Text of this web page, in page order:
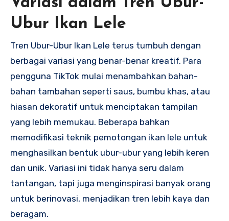
Ubur Ikan Lele
Tren Ubur-Ubur Ikan Lele terus tumbuh dengan
berbagai variasi yang benar-benar kreatif. Para
pengguna TikTok mulai menambahkan bahan-
bahan tambahan seperti saus, bumbu khas, atau
hiasan dekoratif untuk menciptakan tampilan
yang lebih memukau. Beberapa bahkan
memodifikasi teknik pemotongan ikan lele untuk
menghasilkan bentuk ubur-ubur yang lebih keren
dan unik. Variasi ini tidak hanya seru dalam
tantangan, tapi juga menginspirasi banyak orang
untuk berinovasi, menjadikan tren lebih kaya dan
beragam.